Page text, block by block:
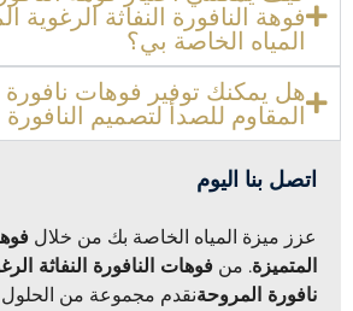
فوهة النافورة النفاثة الرغوية
المياه الخاصة بي؟
هل يمكنك توفير فوهات نافورة
المقاوم للصدأ لتصميم النافورة
اتصل بنا اليوم
عزز ميزة المياه الخاصة بك من خلال
المتميزة. من فوهات النافورة النفاثة
نافورة المروحةنقدم مجموعة من